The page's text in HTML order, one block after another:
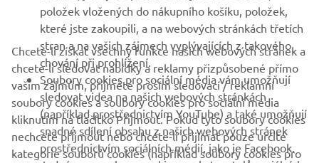
Získejte jako první informace o nejnovějších nabídkách,
speciálních akcích, nových verzích a mnoho dalšího
PŘIHLÁSIT SE K ODBĚRU
Přečtěte si naše Zásady ochrany osobních údajů a zjistěte, jak
zpracováváme vaše osobní údaje:Zásady ochrany osobních údajů
položek vložených do nákupního košíku, položek,
které jste zakoupili, a na webových stránkách třetích
stran a na vašich zájmech vyplývajících z takového
chování při prohlížení.
Soubory cookies pro sociální média vám umožňují
sledovat videa na našich webových stránkách
(například prostřednictvím YouTube) a také umožňují
snadné sdílení obsahu z našich webových stránek
prostřednictvím sociálních médií, jako je Facebook.
Chcete-li získat všechny funkce našich webových stránek a
chcete-li sledovat nabídky a reklamy přizpůsobené přímo
vašim zájmům, přijměte prosím sledovací / reklamní
soubory cookies a soubory cookies pro sociální média
kliknutím na tlačítko Přijmout. Pokud tyto soubory cookies
nechcete přijmout nebo chcete-li přijímat pouze určité
kategorie souborů cookies (například soubory cookies pro